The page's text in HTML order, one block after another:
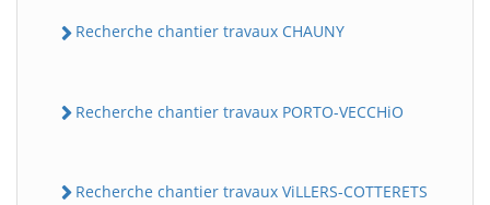
Recherche chantier travaux CHAUNY
Recherche chantier travaux PORTO-VECCHiO
Recherche chantier travaux ViLLERS-COTTERETS